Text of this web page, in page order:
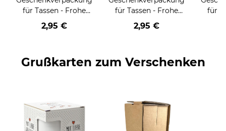
für Tassen - Frohe
Weihnachten - HO
HO HO - rot
2,95 €
für Tassen - Frohe
Weihnachten - HO
HO HO - schwarz
2,95 €
für
Grußkarten zum Verschenken